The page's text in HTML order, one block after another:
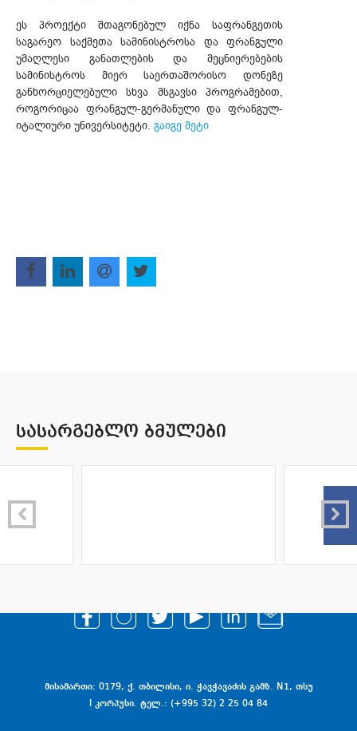
ეს პროექტი შთაგონებულ იქნა საფრანგეთის
საგარეო საქმეთა სამინისტროსა და ფრანგული
უმაღლესი განათლების და მეცნიერებების
სამინისტროს მიერ საერთაშორისო დონეზე
განხორციელებული სხვა მსგავსი პროგრამებით,
როგორიცაა ფრანგულ-გერმანული და ფრანგულ-
იტალიური უნივერსიტეტი. გაიგე მეტი
ᲡᲐᲡᲐᲠᲒᲔᲑᲚᲝ ᲑᲛᲣᲚᲔᲑᲘ
მისამართი: 0179, ქ. თბილისი, ი. ჭავჭავაძის გამზ. N1, თსუ
I კორპუსი. ტელ.: (+995 32) 2 25 04 84